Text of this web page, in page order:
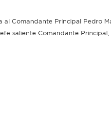
al Comandante Principal Pedro
saliente Comandante Principal,